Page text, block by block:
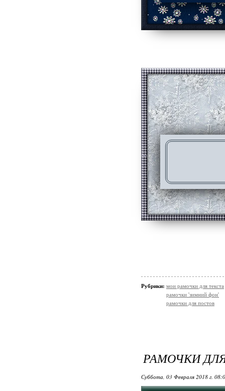
Рубрики: мои рамочки для текста
рамочки 'зимний фон'
рамочки для постов
РАМОЧКИ
Суббота, 03 Февраля 2018 г.